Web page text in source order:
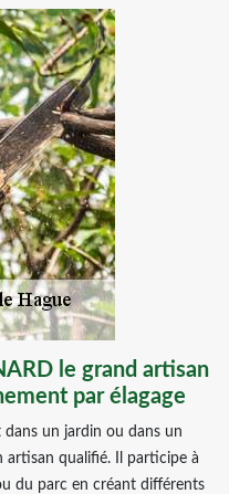
le grand artisan
par élagage
un jardin ou dans un
artisan qualifié. Il participe à
du parc en créant différents